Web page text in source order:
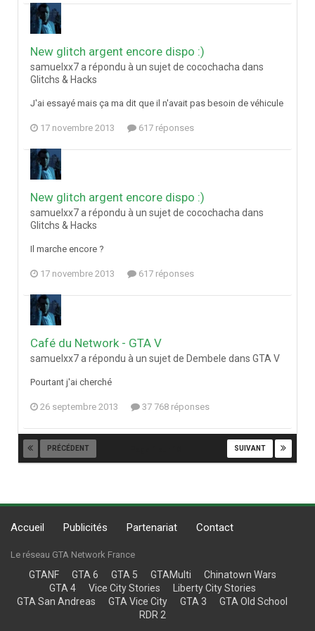
New glitch argent encore dispo :)
samuelxx7 a répondu à un sujet de cocochacha dans
Glitchs & Hacks
J'ai essayé mais ça ma dit que il n'avait pas besoin de véhicule
17 novembre 2013 617 réponses
New glitch argent encore dispo :)
samuelxx7 a répondu à un sujet de cocochacha dans
Glitchs & Hacks
Il marche encore ?
17 novembre 2013 617 réponses
Café du Network - GTA V
samuelxx7 a répondu à un sujet de Dembele dans GTA V
Pourtant j'ai cherché
26 septembre 2013 37 768 réponses
PRÉCÉDENT SUIVANT
Accueil Publicités Partenariat Contact
Le réseau GTA Network France
GTANF GTA 6 GTA 5 GTAMulti
Chinatown Wars
GTA 4
Vice City Stories
Liberty City Stories
GTA San Andreas
GTA Vice City GTA 3
GTA Old School
RDR 2